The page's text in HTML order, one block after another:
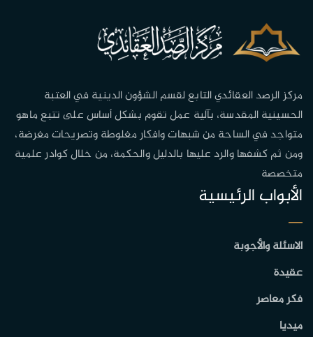
مركز الرصد العقائدي التابع لقسم الشؤون الدينية في العتبة
الحسينية المقدسة، بآلية عمل تقوم بشكل أساس على تتبع ماهو
متواجد في الساحة من شبهات وافكار مغلوطة وتصريحات مغرضة،
ومن ثم كشفها والرد عليها بالدليل والحكمة، من خلال كوادر علمية
متخصصة
الأبواب الرئيسية
الاسئلة والأجوبة
عقيدة
فكر معاصر
ميديا